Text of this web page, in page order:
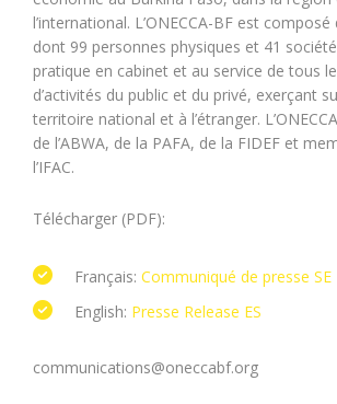
l’international. L’ONECCA-BF est
dont 99 personnes physiques et 41
pratique en cabinet et au service de tous
d’activités du public et du privé, exerçant
territoire national et à l’étranger.
de l’ABWA, de la PAFA, de la FIDEF et
l’IFAC.
Télécharger (PDF):
Français: Communiqué de presse SE
English: Presse Release ES
communications@oneccabf.org